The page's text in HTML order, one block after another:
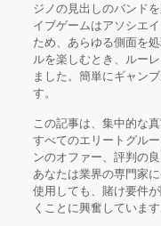
ジノの見出しのバンド
イブゲームはアソシエ
ため、あらゆる側面を
ルを楽しむとき、ルー
ました。簡単にギャン
す。
この記事は、集中的な
すべてのエリートグル
ンのオファー、評判の
あなたは業界の専門家
使用しても、賭け要件
くことに興奮しています